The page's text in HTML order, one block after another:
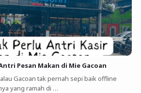
Pesan Makan di Mie Gacoan
Gacoan tak pernah sepi baik offline
yang ramah di …